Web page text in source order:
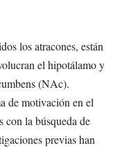
los atracones, están
el hipotálamo y
(NAc).
de motivación en el
con la búsqueda de
previas han